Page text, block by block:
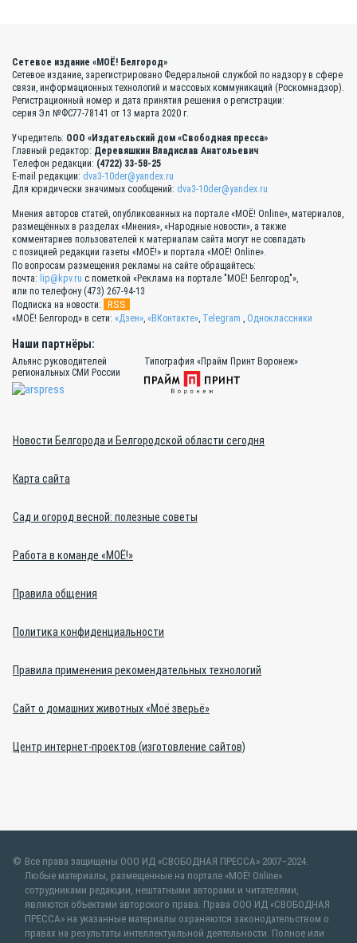
Сетевое издание «МОЁ! Белгород»
Сетевое издание, зарегистрировано Федеральной службой по надзору в сфере
связи, информационных технологий и массовых коммуникаций (Роскомнадзор).
Регистрационный номер и дата принятия решения о регистрации:
серия Эл №ФС77-78141 от 13 марта 2020 г.
Учредитель: ООО «Издательский дом «Свободная пресса»
Главный редактор: Деревяшкин Владислав Анатольевич
Телефон редакции: (4722) 33-58-25
E-mail редакции: dva3-10der@yandex.ru
Для юридически значимых сообщений: dva3-10der@yandex.ru
Мнения авторов статей, опубликованных на портале «МОЁ! Online», материалов,
размещённых в разделах «Мнения», «Народные новости», а также
комментариев пользователей к материалам сайта могут не совпадать
с позицией редакции газеты «МОЁ!» и портала «МОЁ! Online».
По вопросам размещения рекламы на сайте обращайтесь:
почта: lip@kpv.ru с пометкой «Реклама на портале "МОЁ! Белгород"»,
или по телефону (473) 267-94-13
Подписка на новости:
RSS
«МОЁ! Белгород» в сети: «Дзен», «ВКонтакте», Telegram , Одноклассники
Наши партнёры:
Альянс руководителей
региональных СМИ России
Типография «Прайм Принт Воронеж»
Новости Белгорода и Белгородской области сегодня
Карта сайта
Сад и огород весной: полезные советы
Работа в команде «МОЁ!»
Правила общения
Политика конфиденциальности
Правила применения рекомендательных технологий
Сайт о домашних животных «Моё зверьё»
Центр интернет-проектов (изготовление сайтов)
Все права защищены ООО ИД «СВОБОДНАЯ ПРЕССА» 2007–2024.
Любые материалы, размещенные на портале «МОЁ! Online»
сотрудниками редакции, нештатными авторами и читателями,
являются объектами авторского права. Права ООО ИД «СВОБОДНАЯ
ПРЕССА» на указанные материалы охраняются законодательством о
правах на результаты интеллектуальной деятельности. Полное или